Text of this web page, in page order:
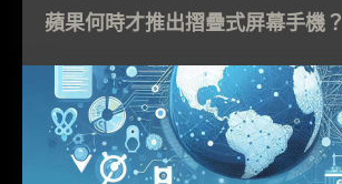
蘋果何時才推出摺疊式屏幕手機？